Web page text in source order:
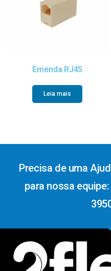
Emenda RJ45
Leia mais
Precisa de uma
para nossa